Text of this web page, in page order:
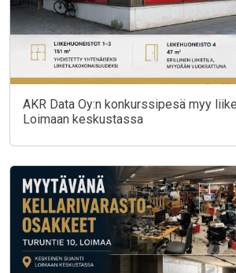
AKR Data Oy:n konkurssipesä myy
Loimaan keskustassa